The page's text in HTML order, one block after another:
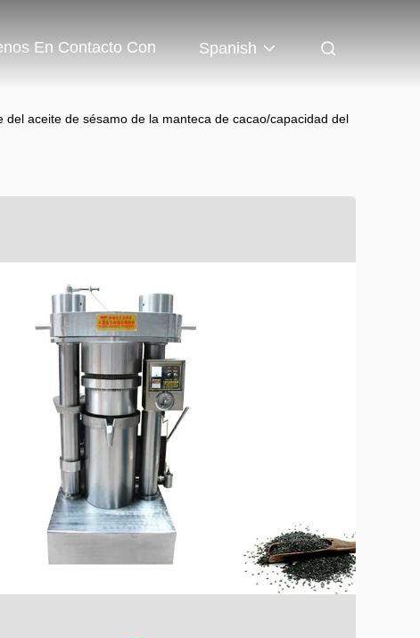
En Contacto Con Spanish
aceite de sésamo de la manteca de cacao/capacidad del